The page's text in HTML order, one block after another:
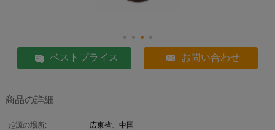
ベストプライス お問い合わせ
商品の詳細
起源の場所:
広東省、中国